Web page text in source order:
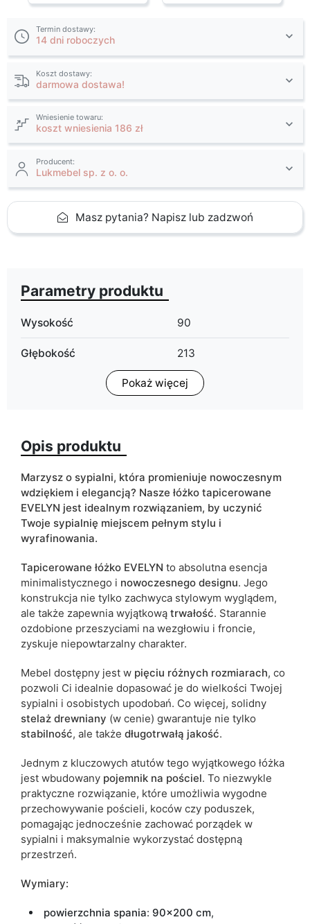
Termin dostawy:
14 dni roboczych
Koszt dostawy:
darmowa dostawa!
Wniesienie towaru:
koszt wniesienia 186 zł
Producent:
Lukmebel sp. z o. o.
Masz pytania? Napisz lub zadzwoń
Parametry produktu
Wysokość 90
Głębokość 213
Powierzchnia spania
90x200 cm
120x200 cm
Rodzaj łóżka dwuosobowe
Pojemnik na pościel tak
ean13
Termin dostawy: 14 dni roboczych
Ze względu na proces produkcyjny i właściwości materiałów,
możliwe są tolerancje wymiarowe na poziomie +/- 2–3 cm.
Pokaż więcej
Opis produktu
Marzysz o sypialni, która promieniuje nowoczesnym
wdziękiem i elegancją? Nasze łóżko tapicerowane
EVELYN jest idealnym rozwiązaniem, by uczynić
Twoje sypialnię miejscem pełnym stylu i
wyrafinowania.
Tapicerowane łóżko EVELYN to absolutna esencja
minimalistycznego i nowoczesnego designu. Jego
konstrukcja nie tylko zachwyca stylowym wyglądem,
ale także zapewnia wyjątkową trwałość. Starannie
ozdobione przeszyciami na wezgłowiu i froncie,
zyskuje niepowtarzalny charakter.
Mebel dostępny jest w pięciu różnych rozmiarach, co
pozwoli Ci idealnie dopasować je do wielkości Twojej
sypialni i osobistych upodobań. Co więcej, solidny
stelaż drewniany (w cenie) gwarantuje nie tylko
stabilność, ale także długotrwałą jakość.
Jednym z kluczowych atutów tego wyjątkowego łóżka
jest wbudowany pojemnik na pościel. To niezwykle
praktyczne rozwiązanie, które umożliwia wygodne
przechowywanie pościeli, koców czy poduszek,
pomagając jednocześnie zachować porządek w
sypialni i maksymalnie wykorzystać dostępną
przestrzeń.
Wymiary:
powierzchnia spania: 90x200 cm,